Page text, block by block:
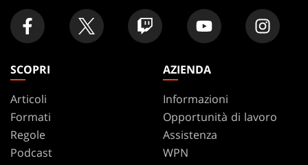
SCOPRI
Articoli
Formati
Regole
Podcast
AZIENDA
Informazioni
Opportunità di lavoro
Assistenza
WPN